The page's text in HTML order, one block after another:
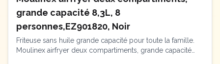
grande capacité 8,3L, 8
personnes,EZ901820, Noir
Friteuse sans huile grande capacité pour toute la famille.
Moulinex airfryer deux compartiments, grande capacité